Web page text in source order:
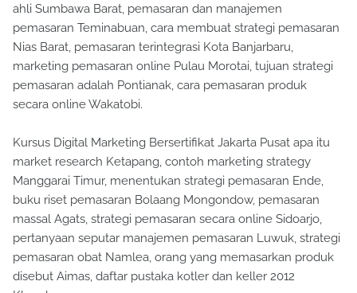
ahli Sumbawa Barat, pemasaran dan manajemen
pemasaran Teminabuan, cara membuat strategi pemasaran
Nias Barat, pemasaran terintegrasi Kota Banjarbaru,
marketing pemasaran online Pulau Morotai, tujuan strategi
pemasaran adalah Pontianak, cara pemasaran produk
secara online Wakatobi.
Kursus Digital Marketing Bersertifikat Jakarta Pusat apa itu
market research Ketapang, contoh marketing strategy
Manggarai Timur, menentukan strategi pemasaran Ende,
buku riset pemasaran Bolaang Mongondow, pemasaran
massal Agats, strategi pemasaran secara online Sidoarjo,
pertanyaan seputar manajemen pemasaran Luwuk, strategi
pemasaran obat Namlea, orang yang memasarkan produk
disebut Aimas, daftar pustaka kotler dan keller 2012